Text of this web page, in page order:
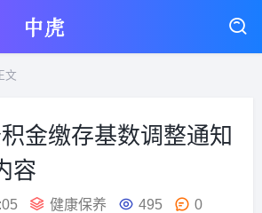
文
金缴存基数调整通知
容
健康保养 495 0